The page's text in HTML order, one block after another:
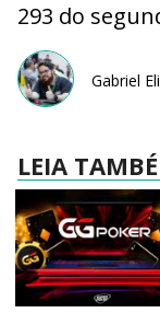
293 do
Gabriel
LEIA